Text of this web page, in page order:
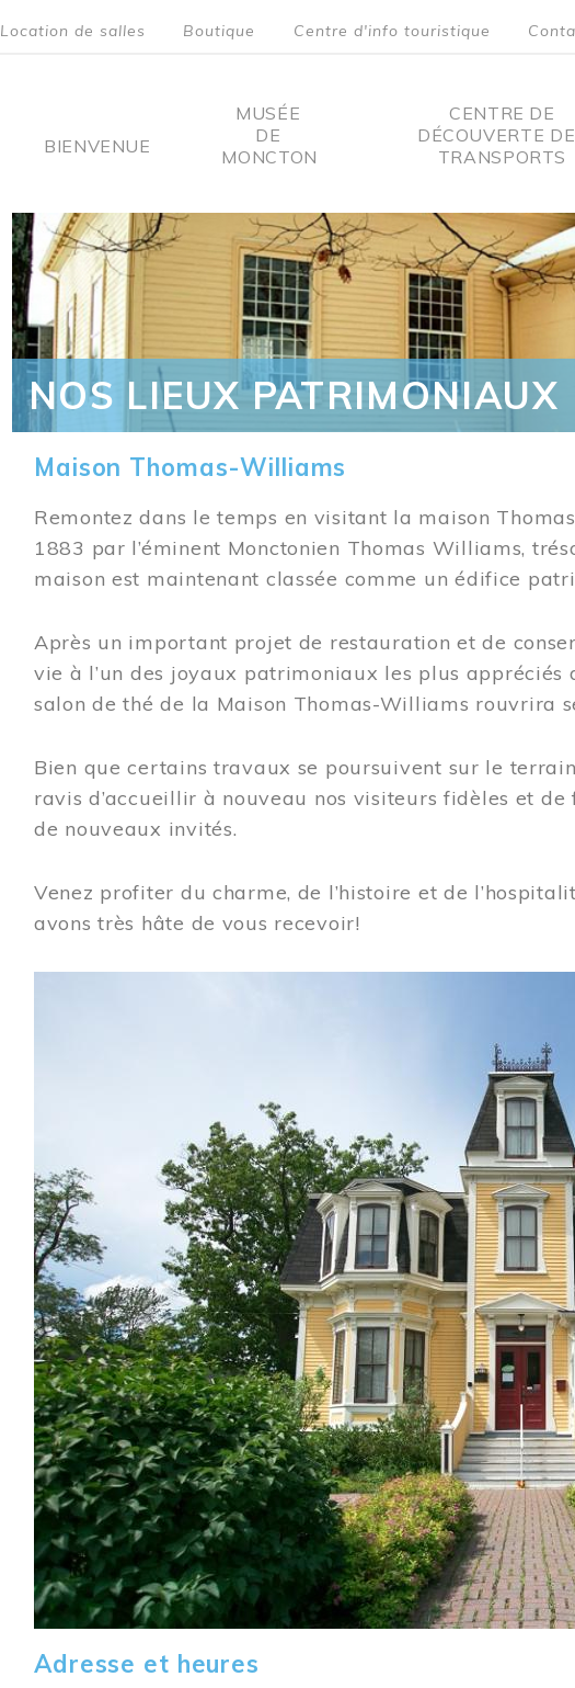
Location de salles Boutique Centre d'info touristique
Main
BIENVENUE
MUSÉE
DE
MONCTON
CENTRE DE
DÉCOUVERTE
TRANSPORTS
NOS LIEUX PATRIMONIAUX
Maison Thomas-Williams
Remontez dans le temps en visitant la maison
1883 par l’éminent Monctonien Thomas Williams,
maison est maintenant classée comme un édifice
Après un important projet de restauration et de
vie à l’un des joyaux patrimoniaux les plus appréciés
salon de thé de la Maison Thomas-Williams rouvrira
Bien que certains travaux se poursuivent sur le
ravis d’accueillir à nouveau nos visiteurs fidèles et
de nouveaux invités.
Venez profiter du charme, de l’histoire et de
avons très hâte de vous recevoir!
Adresse et heures